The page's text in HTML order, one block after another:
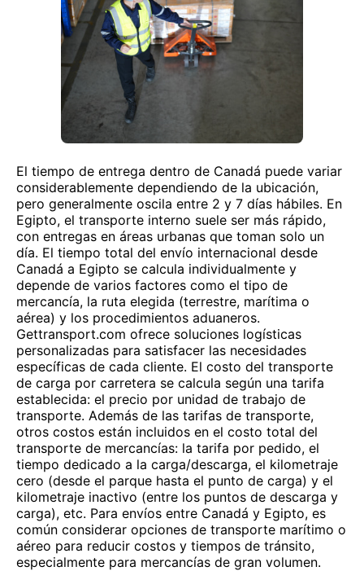
El tiempo de entrega dentro de Canadá puede variar
considerablemente dependiendo de la ubicación,
pero generalmente oscila entre 2 y 7 días hábiles. En
Egipto, el transporte interno suele ser más rápido,
con entregas en áreas urbanas que toman solo un
día. El tiempo total del envío internacional desde
Canadá a Egipto se calcula individualmente y
depende de varios factores como el tipo de
mercancía, la ruta elegida (terrestre, marítima o
aérea) y los procedimientos aduaneros.
Gettransport.com ofrece soluciones logísticas
personalizadas para satisfacer las necesidades
específicas de cada cliente. El costo del transporte
de carga por carretera se calcula según una tarifa
establecida: el precio por unidad de trabajo de
transporte. Además de las tarifas de transporte,
otros costos están incluidos en el costo total del
transporte de mercancías: la tarifa por pedido, el
tiempo dedicado a la carga/descarga, el kilometraje
cero (desde el parque hasta el punto de carga) y el
kilometraje inactivo (entre los puntos de descarga y
carga), etc. Para envíos entre Canadá y Egipto, es
común considerar opciones de transporte marítimo o
aéreo para reducir costos y tiempos de tránsito,
especialmente para mercancías de gran volumen.